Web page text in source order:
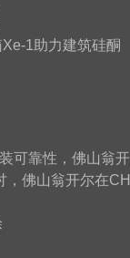
1助力建筑硅酮
可靠性，佛山翁开
佛山翁开尔在CHI